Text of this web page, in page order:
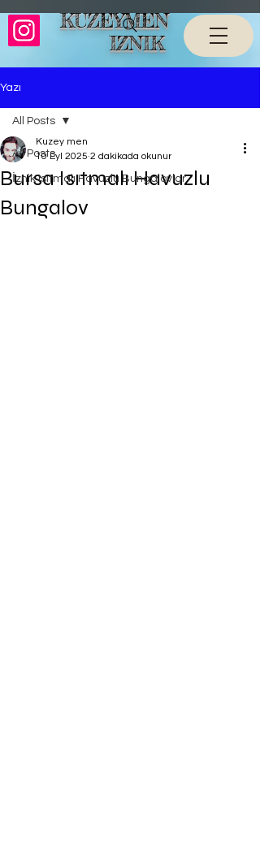
KUZEYMEN
IZNIK
Yazı
All Posts
İznik Isıtmalı Havuzlu Bungalovlar
All Posts
Bursa Isıtmalı Havuzlu
Bungalov
Kuzey men
10 Eyl 2025 2 dakikada okunur